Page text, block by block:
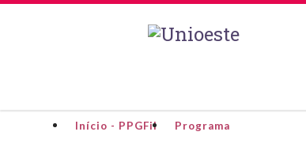
Início - PPGFil
Programa